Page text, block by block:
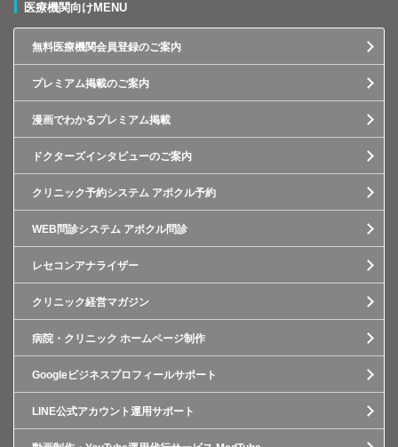
医療機関向けMENU
無料医療機関会員登録のご案内
プレミアム掲載のご案内
漫画でわかるプレミアム掲載
ドクターズインタビューのご案内
クリニック予約システム アポクル予約
WEB問診システム アポクル問診
レセコンアナライザー
クリニック経営マガジン
病院・クリニック ホームページ制作
Googleビジネスプロフィールサポート
LINE公式アカウント運用サポート